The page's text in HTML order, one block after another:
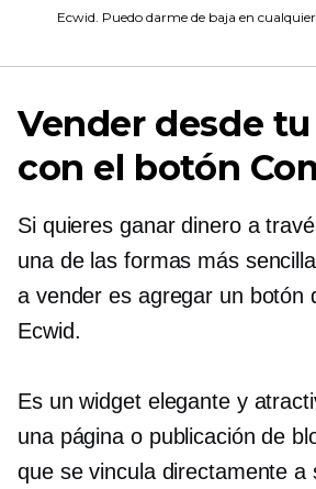
Ecwid. Puedo darme de baja en
Vender desde
con el botón
Si quieres ganar dinero a
una de las formas más
a vender es agregar un botón
Ecwid.
Es un widget elegante y
una página o publicación de
que se vincula directamente a